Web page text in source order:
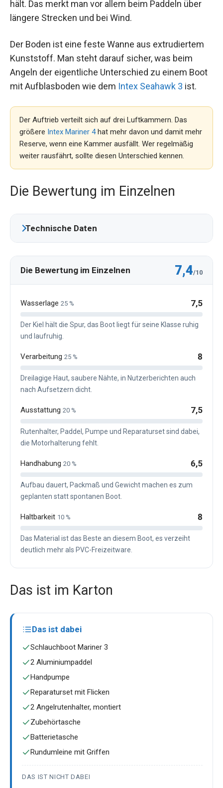
hält. Das merkt man vor allem beim Paddeln über
längere Strecken und bei Wind.
Der Boden ist eine feste Wanne aus extrudiertem
Kunststoff. Man steht darauf sicher, was beim
Angeln der eigentliche Unterschied zu einem Boot
mit Aufblasboden wie dem Intex Seahawk 3 ist.
Der Auftrieb verteilt sich auf drei Luftkammern. Das
größere Intex Mariner 4hat mehr davon und damit mehr
Reserve, wenn eine Kammer ausfällt. Wer regelmäßig
weiter rausfährt, sollte diesen Unterschied kennen.
Die Bewertung im Einzelnen
Technische Daten
Die Bewertung im Einzelnen 7,4/10
Wasserlage 25 % 7,5
Der Kiel hält die Spur, das Boot liegt für seine Klasse ruhig
und laufruhig.
Verarbeitung 25 % 8
Dreilagige Haut, saubere Nähte, in Nutzerberichten auch
nach Aufsetzern dicht.
Ausstattung 20 % 7,5
Rutenhalter, Paddel, Pumpe und Reparaturset sind dabei,
die Motorhalterung fehlt.
Handhabung 20 % 6,5
Aufbau dauert, Packmaß und Gewicht machen es zum
geplanten statt spontanen Boot.
Haltbarkeit 10 % 8
Das Material ist das Beste an diesem Boot, es verzeiht
deutlich mehr als PVC-Freizeitware.
Das ist im Karton
Das ist dabei
Schlauchboot Mariner 3
2 Aluminiumpaddel
Handpumpe
Reparaturset mit Flicken
2 Angelrutenhalter, montiert
Zubehörtasche
Batterietasche
Rundumleine mit Griffen
DAS IST NICHT DABEI